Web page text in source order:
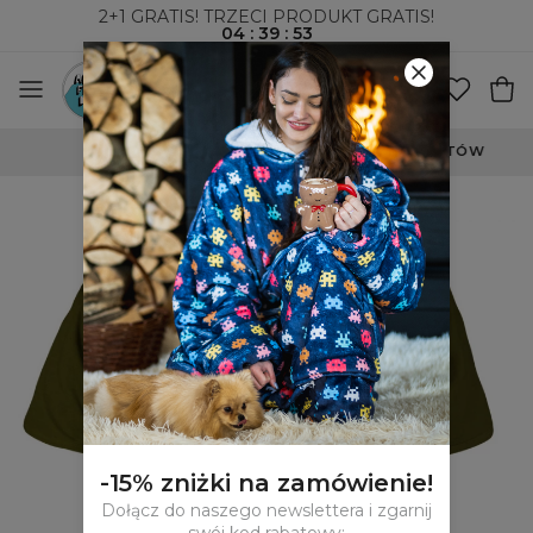
2+1 GRATIS! TRZECI PRODUKT GRATIS!
04: 39: 53
WYSYŁKA ZA POBRANIEM I DO PACZKOMATÓW
-15% zniżki na zamówienie!
Dołącz do naszego newslettera i zgarnij